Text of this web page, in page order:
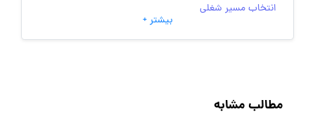
انتخاب مسیر شغلی
به‌روزرسانی‌های سایت (کارجویی)
رزومه
بیشتر +
مطالب مشابه